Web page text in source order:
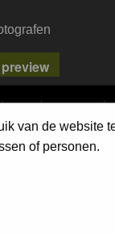
FAQ SEARCH
van de website
of personen.